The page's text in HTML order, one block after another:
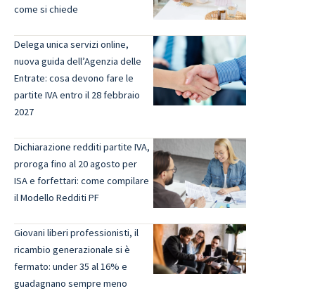
come si chiede
Delega unica servizi online,
nuova guida dell’Agenzia delle
Entrate: cosa devono fare le
partite IVA entro il 28 febbraio
2027
Dichiarazione redditi partite IVA,
proroga fino al 20 agosto per
ISA e forfettari: come compilare
il Modello Redditi PF
Giovani liberi professionisti, il
ricambio generazionale si è
fermato: under 35 al 16% e
guadagnano sempre meno